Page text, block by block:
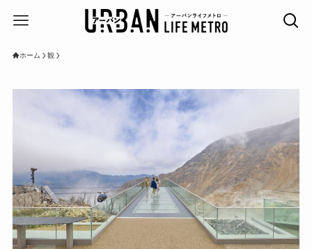
ホーム 観